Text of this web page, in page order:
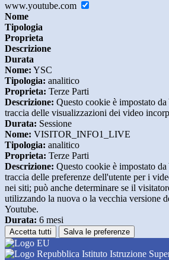
www.youtube.com
Nome
Tipologia
Proprieta
Descrizione
Durata
Nome: YSC
Tipologia: analitico
Proprieta: Terze Parti
Descrizione: Questo cookie è impostato
traccia delle visualizzazioni dei video
Durata: Sessione
Nome: VISITOR_INFO1_LIVE
Tipologia: analitico
Proprieta: Terze Parti
Descrizione: Questo cookie è impostato
traccia delle preferenze dell'utente per i
nei siti; può anche determinare se il
utilizzando la nuova o la vecchia versione
Youtube.
Durata: 6 mesi
Accetta tutti Salva le preferenze
Istituto Istruzione